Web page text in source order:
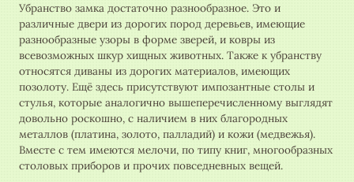
Убранство замка достаточно разнообразное. Это и
различные двери из дорогих пород деревьев, имеющие
разнообразные узоры в форме зверей, и ковры из
всевозможных шкур хищных животных. Также к убранству
относятся диваны из дорогих материалов, имеющих
позолоту. Ещё здесь присутствуют импозантные столы и
стулья, которые аналогично вышеперечисленному выглядят
довольно роскошно, с наличием в них благородных
металлов (платина, золото, палладий) и кожи (медвежья).
Вместе с тем имеются мелочи, по типу книг, многообразных
столовых приборов и прочих повседневных вещей.